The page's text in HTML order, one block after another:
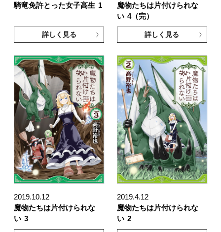
騎竜免許とった女子高生 1
詳しく見る
魔物たちは片付けられな
い 4（完）
詳しく見る
2019.10.12
魔物たちは片付けられな
い 3
2019.4.12
魔物たちは片付けられな
い 2